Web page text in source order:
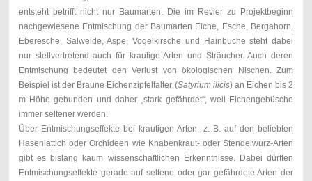
entsteht betrifft nicht nur Baumarten. Die im Revier zu Projektbeginn
nachgewiesene Entmischung der Baumarten Eiche, Esche, Bergahorn,
Eberesche, Salweide, Aspe, Vogelkirsche und Hainbuche steht dabei
nur stellvertretend auch für krautige Arten und Sträucher. Auch deren
Entmischung bedeutet den Verlust von ökologischen Nischen. Zum
Beispiel ist der Braune Eichenzipfelfalter (Satyrium ilicis) an Eichen bis 2
m Höhe gebunden und daher „stark gefährdet“, weil Eichengebüsche
immer seltener werden.
Über Entmischungseffekte bei krautigen Arten, z. B. auf den beliebten
Hasenlattich oder Orchideen wie Knabenkraut- oder Stendelwurz-Arten
gibt es bislang kaum wissenschaftlichen Erkenntnisse. Dabei dürften
Entmischungseffekte gerade auf seltene oder gar gefährdete Arten der